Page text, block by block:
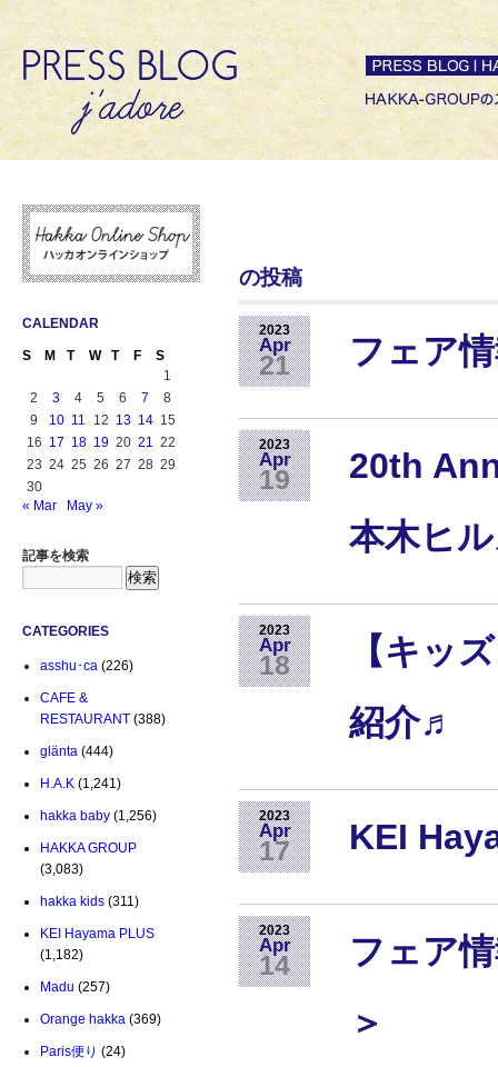
CALENDAR
S M T W T F
S
1
2
3 4 5 6 7
8
9
10 11 12 13 14 15
16 17 18 19 20 21 22
23 24 25 26 27 28 29
30
« Mar
May »
記事を検索
CATEGORIES
asshu･ca (226)
CAFE &
RESTAURANT (388)
glänta (444)
H.A.K (1,241)
hakka baby (1,256)
HAKKA GROUP
(3,083)
hakka kids (311)
KEI Hayama PLUS
(1,182)
Madu (257)
Orange hakka (369)
Paris便り (24)
の投稿
2023
Apr
21 フェア
2023
Apr
19
20th
本木ヒ
2023
Apr
18
【キッ
紹介♬
2023
Apr
17 KEI
2023
Apr
14
フェア
＞